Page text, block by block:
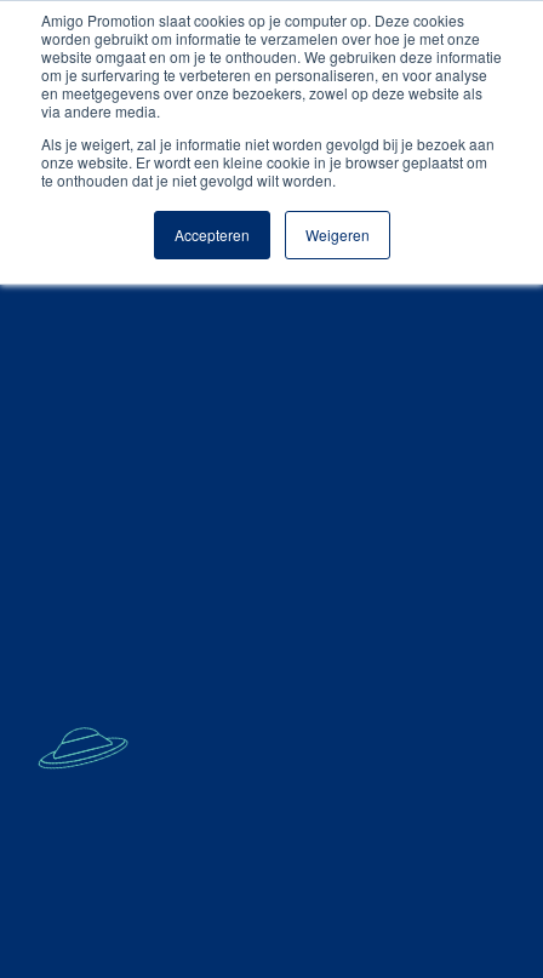
Amigo Promotion slaat cookies op je computer op. Deze cookies
worden gebruikt om informatie te verzamelen over hoe je met onze
website omgaat en om je te onthouden. We gebruiken deze informatie
om je surfervaring te verbeteren en personaliseren, en voor analyse
en meetgegevens over onze bezoekers, zowel op deze website als
via andere media.
Als je weigert, zal je informatie niet worden gevolgd bij je bezoek aan
onze website. Er wordt een kleine cookie in je browser geplaatst om
te onthouden dat je niet gevolgd wilt worden.
Accepteren Weigeren
Unieke producten
Gratis digitale drukproef